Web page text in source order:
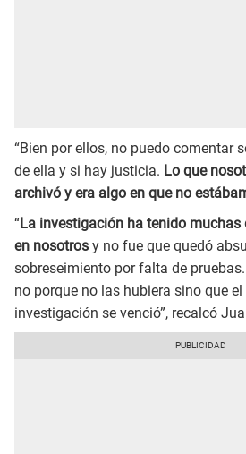
“Bien por ellos, no puedo comentar
de ella y si hay justicia. Lo que
archivó y era algo en que no
“La investigación ha tenido muchas
en nosotros y no fue que quedó
sobreseimiento por falta de
no porque no las hubiera sino que
investigación se venció”, recalcó